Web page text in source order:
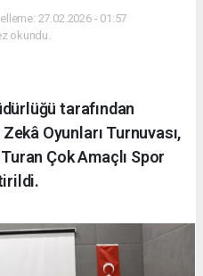
27.02.2026 - 01:57
okundu.
tarafından
Oyunları Turnuvası,
Çok Amaçlı Spor